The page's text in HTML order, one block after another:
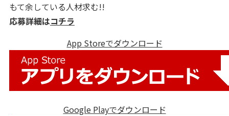
もて余している人材求む!!
応募詳細はコチラ
App Storeでダウンロード
Google Playでダウンロード